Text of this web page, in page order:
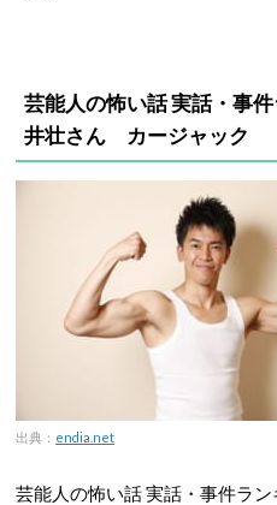
芸能人の怖い話 実話・
井壮さん カージャック
出典： endia.net
芸能人の怖い話 実話・事件ラ